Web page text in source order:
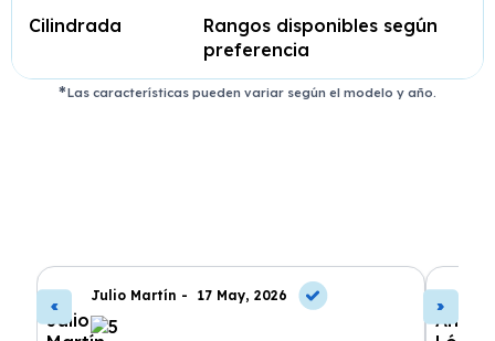
Cilindrada
Rangos disponibles según
preferencia
Las características pueden variar según el modelo y año.
Julio Martín - 17 May, 2026